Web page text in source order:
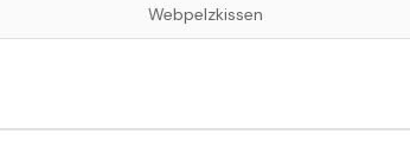
Webpelzkissen